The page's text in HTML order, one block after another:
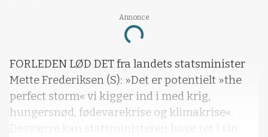
Annonce
Loading...
FORLEDEN LØD DET fra landets statsminister
Mette Frederiksen (S): »Det er potentielt »the
perfect storm« vi kigger ind i med krig,
hungersnød, fødevarekrise og klimakrise«.
Desværre kan statsministeren have ret i sin